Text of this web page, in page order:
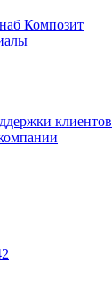
Композит
клиентов